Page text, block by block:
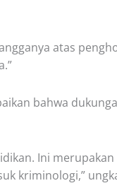
atas
bahwa
Ini
kriminologi,”